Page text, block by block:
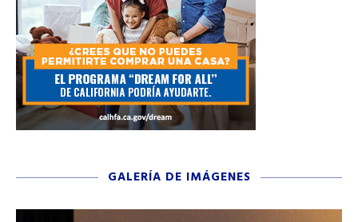
GALERÍA DE IMÁGENES